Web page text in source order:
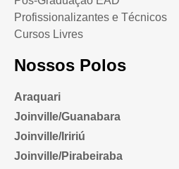
Profissionalizantes e Técnicos
Cursos Livres
Nossos Polos
Araquari
Joinville/Guanabara
Joinville/Iririú
Joinville/Pirabeiraba